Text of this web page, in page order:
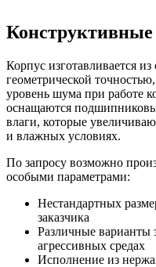
Конструктивные
Корпус изготавливается
геометрической
уровень шума при работе
оснащаются
влаги, которые
и влажных условиях.
По запросу возможно
особыми параметрами:
Нестандартных
заказчика
Различные варианты
агрессивных средах
Исполнение из